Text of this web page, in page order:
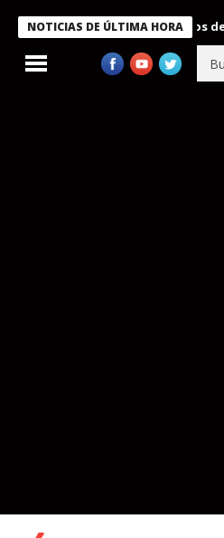
NOTICIAS DE ÚLTIMA HORA
condecora a miembros de la